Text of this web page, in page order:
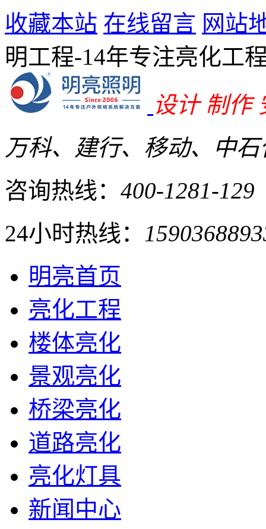
收藏本站 在线留言 网站
明工程-14年专注亮化工
设计 制作
万科、建行、移动、中
咨询热线： 400-1281-129
24小时热线：
明亮首页
亮化工程
楼体亮化
景观亮化
桥梁亮化
道路亮化
亮化灯具
新闻中心